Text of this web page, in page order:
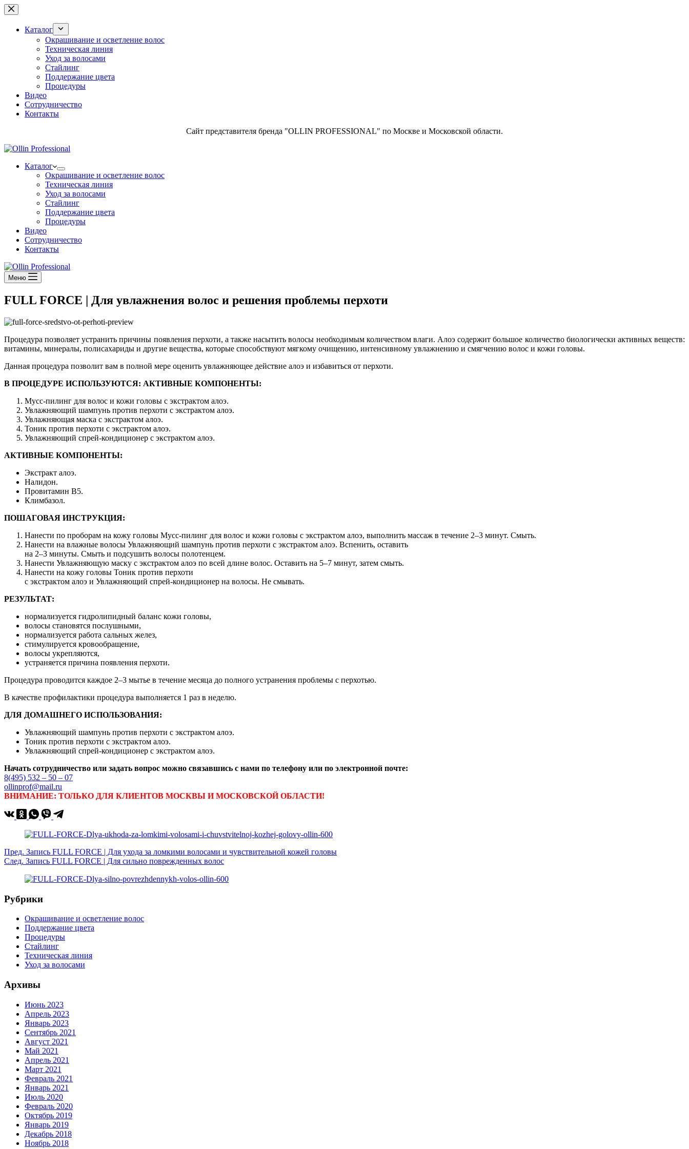
Перейти
к
Каталог
Окрашивание и осветление волос
Техническая линия
Уход за волосами
Стайлинг
Поддержание цвета
Процедуры
Видео
Сотрудничество
Контакты
Сайт представителя бренда "OLLIN PROFESSIONAL" по Москве и Московской области.
Каталог
Окрашивание и осветление волос
Техническая линия
Уход за волосами
Стайлинг
Поддержание цвета
Процедуры
Видео
Сотрудничество
Контакты
Меню
FULL FORCE | Для увлажнения волос и решения проблемы перхоти
Процедура позволяет устранить причины появления перхоти, а также насытить волосы необходимым количеством влаги. Алоэ содержит большое количество биологически активных веществ:
витамины, минералы, полисахариды и другие вещества, которые способствуют мягкому очищению, интенсивному увлажнению и смягчению волос и кожи головы.
Данная процедура позволит вам в полной мере оценить увлажняющее действие алоэ и избавиться от перхоти.
В ПРОЦЕДУРЕ ИСПОЛЬЗУЮТСЯ: АКТИВНЫЕ КОМПОНЕНТЫ:
Мусс-пилинг для волос и кожи головы с экстрактом алоэ.
Увлажняющий шампунь против перхоти с экстрактом алоэ.
Увлажняющая маска с экстрактом алоэ.
Тоник против перхоти с экстрактом алоэ.
Увлажняющий спрей-кондиционер с экстрактом алоэ.
АКТИВНЫЕ КОМПОНЕНТЫ:
Экстракт алоэ.
Налидон.
Провитамин В5.
Климбазол.
ПОШАГОВАЯ ИНСТРУКЦИЯ:
Нанести по проборам на кожу головы Мусс-пилинг для волос и кожи головы с экстрактом алоэ, выполнить массаж в течение 2–3 минут. Смыть.
Нанести на влажные волосы Увлажняющий шампунь против перхоти с экстрактом алоэ. Вспенить, оставить
на 2–3 минуты. Смыть и подсушить волосы полотенцем.
Нанести Увлажняющую маску с экстрактом алоэ по всей длине волос. Оставить на 5–7 минут, затем смыть.
Нанести на кожу головы Тоник против перхоти
с экстрактом алоэ и Увлажняющий спрей-кондиционер на волосы. Не смывать.
РЕЗУЛЬТАТ:
нормализуется гидролипидный баланс кожи головы,
волосы становятся послушными,
нормализуется работа сальных желез,
стимулируется кровообращение,
волосы укрепляются,
устраняется причина появления перхоти.
Процедура проводится каждое 2–3 мытье в течение месяца до полного устранения проблемы с перхотью.
В качестве профилактики процедура выполняется 1 раз в неделю.
ДЛЯ ДОМАШНЕГО ИСПОЛЬЗОВАНИЯ:
Увлажняющий шампунь против перхоти с экстрактом алоэ.
Тоник против перхоти с экстрактом алоэ.
Увлажняющий спрей-кондиционер с экстрактом алоэ.
Начать сотрудничество или задать вопрос можно связавшись с нами по телефону или по электронной почте:
8(495) 532 – 50 – 07
ollinprof@mail.ru
ВНИМАНИЕ: ТОЛЬКО ДЛЯ КЛИЕНТОВ МОСКВЫ И МОСКОВСКОЙ ОБЛАСТИ!
Пред. Запись FULL FORCE | Для ухода за ломкими волосами и чувствительной кожей головы
След. Запись FULL FORCE | Для сильно поврежденных волос
Рубрики
Окрашивание и осветление волос
Поддержание цвета
Процедуры
Стайлинг
Техническая линия
Уход за волосами
Архивы
Июнь 2023
Апрель 2023
Январь 2023
Сентябрь 2021
Август 2021
Май 2021
Апрель 2021
Март 2021
Февраль 2021
Январь 2021
Июль 2020
Февраль 2020
Октябрь 2019
Январь 2019
Декабрь 2018
Ноябрь 2018